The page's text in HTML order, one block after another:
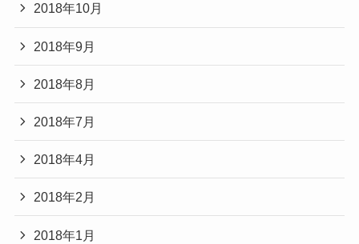
2018年10月
2018年9月
2018年8月
2018年7月
2018年4月
2018年2月
2018年1月